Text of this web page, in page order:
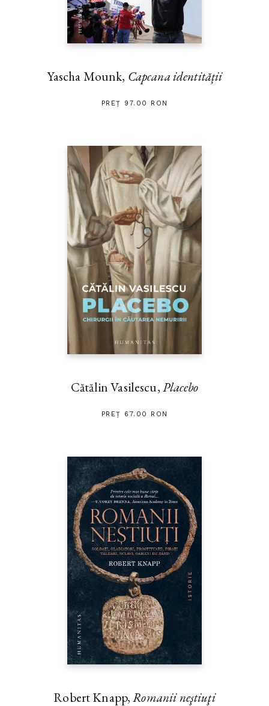
Yascha Mounk, Capcana identității
PREȚ 97.00 RON
Cătălin Vasilescu,Placebo
PREȚ 67.00 RON
Robert Knapp,Romanii neştiuţi